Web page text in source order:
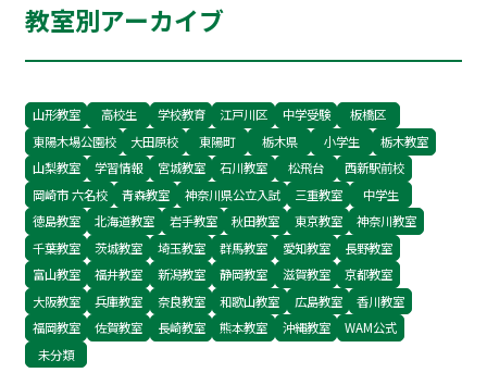
べてみましょう。◆助動詞◆日本語にも英語にも
助動詞は存在します。しかし、学校の英語で習う
は、名前は一緒だけど、内容は別物なのです。・
日本語の助動詞「れる・られる」「せる・させ
る」などがあります。…
教室別アーカイブ
山形教室 高校生 学校教育 江戸川区 中学受験
板橋区
東陽木場公園校
大田原校 東陽町 栃木県 小学生
栃木教室
山梨教室
学習情報 宮城教室 石川教室 松飛台
西新駅前校
岡崎市 六名校
青森教室 神奈川県公立入試 三重教室
中学生
徳島教室
北海道教室 岩手教室 秋田教室 東京教室
神奈川教室
千葉教室
茨城教室 埼玉教室 群馬教室 愛知教室
長野教室
富山教室
福井教室 新潟教室 静岡教室 滋賀教室
京都教室
大阪教室
兵庫教室 奈良教室 和歌山教室 広島教室
香川教室
福岡教室
佐賀教室 長崎教室 熊本教室 沖縄教室
WAM公式
未分類